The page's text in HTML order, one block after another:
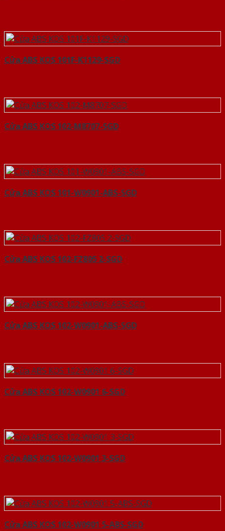
Cửa ABS KOS 101F-K1129-SGD
Cửa ABS KOS 102-M8707-SGD
Cửa ABS KOS 101-W0901-ABS-SGD
Cửa ABS KOS 102-FZ805 2-SGD
Cửa ABS KOS 102-W0901-ABS-SGD
Cửa ABS KOS 102-W0901 6-SGD
Cửa ABS KOS 102-W0901 3-SGD
Cửa ABS KOS 102-W0901 5-ABS-SGD